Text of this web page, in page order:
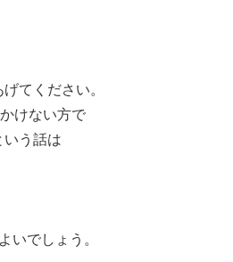
てください。
けない方で
いう話は
いでしょう。